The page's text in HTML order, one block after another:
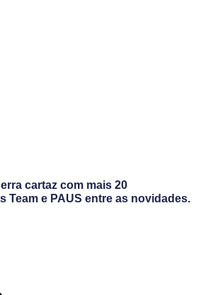
cartaz com mais 20
Team e PAUS entre as novidades.